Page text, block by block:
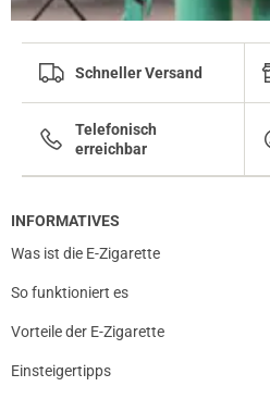
Schneller Versand
Telefonisch
erreichbar
INFORMATIVES
Was ist die E-Zigarette
So funktioniert es
Vorteile der E-Zigarette
Einsteigertipps